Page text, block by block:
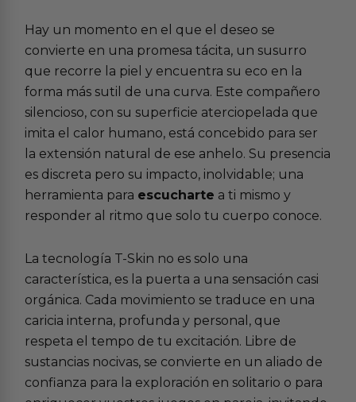
Hay un momento en el que el deseo se
convierte en una promesa tácita, un susurro
que recorre la piel y encuentra su eco en la
forma más sutil de una curva. Este compañero
silencioso, con su superficie aterciopelada que
imita el calor humano, está concebido para ser
la extensión natural de ese anhelo. Su presencia
es discreta pero su impacto, inolvidable; una
herramienta para escucharte a ti mismo y
responder al ritmo que solo tu cuerpo conoce.
La tecnología T-Skin no es solo una
característica, es la puerta a una sensación casi
orgánica. Cada movimiento se traduce en una
caricia interna, profunda y personal, que
respeta el tempo de tu excitación. Libre de
sustancias nocivas, se convierte en un aliado de
confianza para la exploración en solitario o para